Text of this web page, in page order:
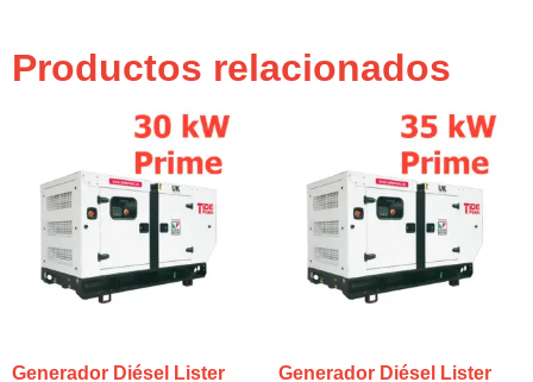
Productos relacionados
Generador Diésel Lister
Generador Diésel Lister